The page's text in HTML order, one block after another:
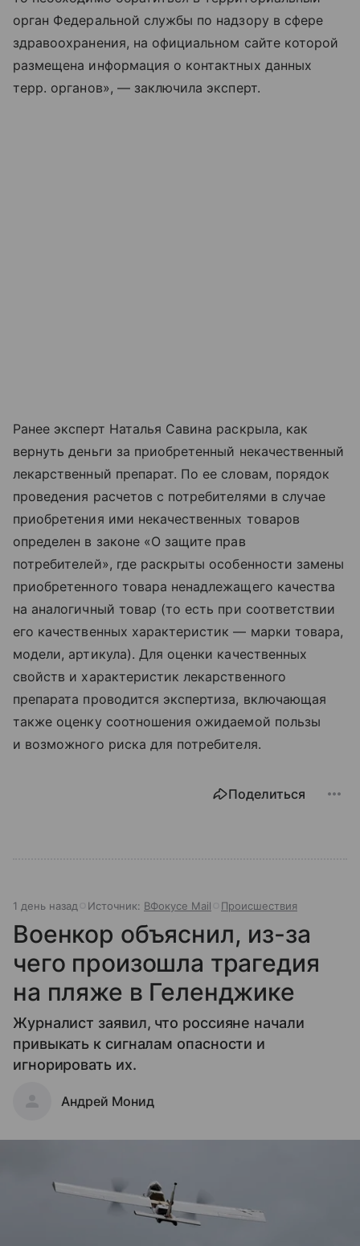
орган Федеральной службы по надзору в сфере
здравоохранения, на официальном сайте которой
размещена информация о контактных данных
терр. органов», — заключила эксперт.
Ранее эксперт Наталья Савина раскрыла, как
вернуть деньги за приобретенный некачественный
лекарственный препарат. По ее словам, порядок
проведения расчетов с потребителями в случае
приобретения ими некачественных товаров
определен в законе «О защите прав
потребителей», где раскрыты особенности замены
приобретенного товара ненадлежащего качества
на аналогичный товар (то есть при соответствии
его качественных характеристик — марки товара,
модели, артикула). Для оценки качественных
свойств и характеристик лекарственного
препарата проводится экспертиза, включающая
также оценку соотношения ожидаемой пользы
и возможного риска для потребителя.
Поделиться
1 день назад Источник: ВФокусе Mail Происшествия
Военкор объяснил, из-за
чего произошла трагедия
на пляже в Геленджике
Журналист заявил, что россияне начали
привыкать к сигналам опасности и
игнорировать их.
Андрей Монид